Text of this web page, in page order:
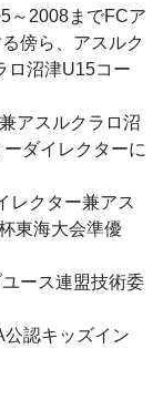
～2008までFCア
傍ら、アスルク
ロ沼津U15コー
アスルクラロ沼
ダイレクターに
レクター兼アス
東海大会準優
ース連盟技術委
認キッズイン